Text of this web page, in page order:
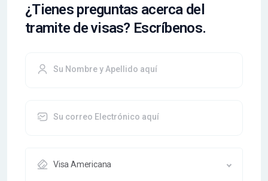
¿Tienes preguntas acerca del
tramite de visas? Escríbenos.
Visa Americana